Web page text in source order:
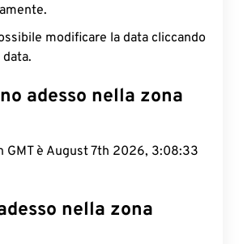
modificare la data cliccando
adesso nella zona
GMT è August 7th 2026, 3:08:34
nella zona